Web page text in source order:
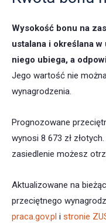
Wysokość bonu na
ustalana i określana
niego ubiega, a
Jego wartość nie
wynagrodzenia.
Prognozowane
wynosi 8 673 zł
zasiedlenie możesz
Aktualizowane na
przeciętnego
praca.gov.pl i stronie